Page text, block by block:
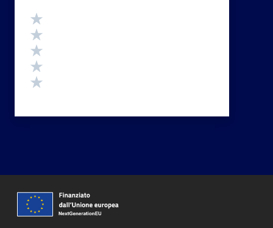
Valutazione